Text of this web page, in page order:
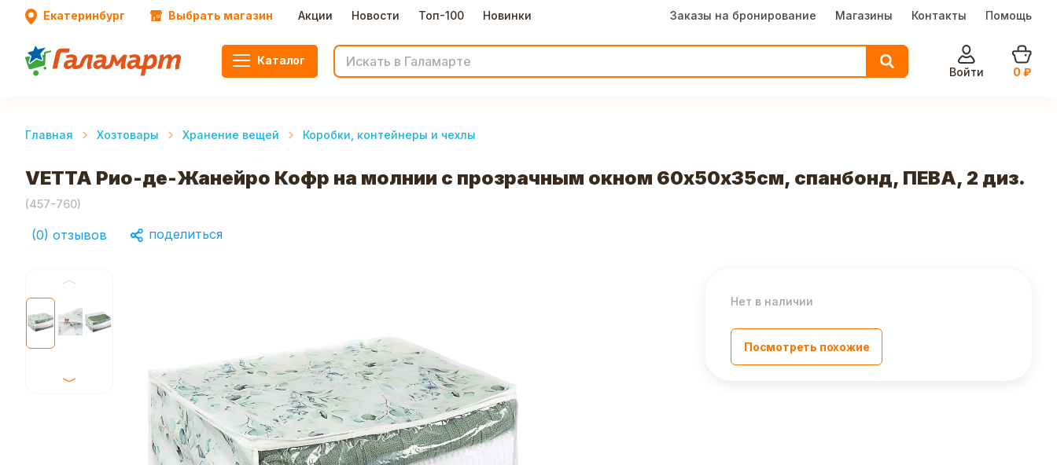
Екатеринбург Выбрать магазин Акции Новости Топ-100 Новинки Заказы на бронирование Магазины Контакты Помощь
Каталог
Войти
0 ₽
Главная Хозтовары Хранение вещей Коробки, контейнеры и чехлы
VETTA Рио-де-Жанейро Кофр на молнии с прозрачным окном 60х50х35см, спанбонд, ПЕВА, 2 диз.
(457-760)
(0) отзывов поделиться
Нет в наличии
Посмотреть похожие